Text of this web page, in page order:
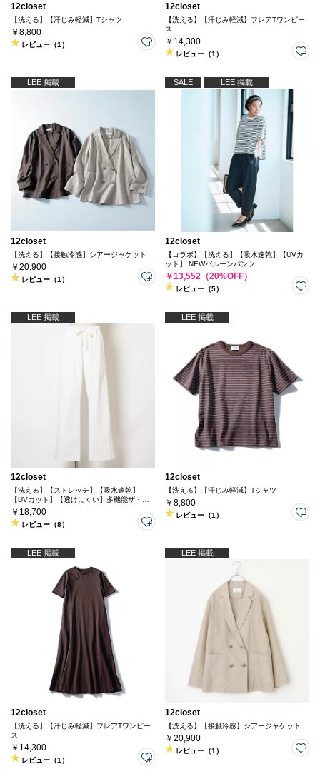
12closet
【洗える】【汗じみ軽減】Tシャツ
￥8,800
レビュー（1）
12closet
【洗える】【汗じみ軽減】フレアTワンピー
ス
￥14,300
レビュー（1）
LEE 掲載
12closet
【洗える】【接触冷感】シアージャケット
￥20,900
レビュー（1）
SALE LEE 掲載
12closet
【コラボ】【洗える】【吸水速乾】【UVカ
ット】 NEWバルーンパンツ
￥13,552（20%OFF）
レビュー（5）
LEE 掲載
12closet
【洗える】【ストレッチ】【吸水速乾】
【UVカット】【透けにくい】多機能ザ・エ
ブリバディパンツ
￥18,700
レビュー（8）
LEE 掲載
12closet
【洗える】【汗じみ軽減】Tシャツ
￥8,800
レビュー（1）
LEE 掲載
12closet
【洗える】【汗じみ軽減】フレアTワンピー
ス
￥14,300
レビュー（1）
LEE 掲載
12closet
【洗える】【接触冷感】シアージャケット
￥20,900
レビュー（1）